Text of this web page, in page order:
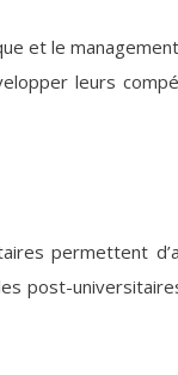
et le
leurs
permettent
post-